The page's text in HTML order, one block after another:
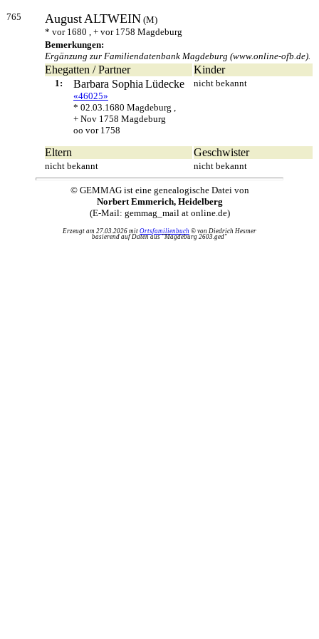
765 AugustALTWEIN (M)
* vor 1680 , + vor 1758 Magdeburg
Bemerkungen:
Ergänzung zur Familiendatenbank Magdeburg (www.online-ofb.de).
Ehegatten / Partner Kinder
1: Barbara Sophia Lüdecke
«46025»
* 02.03.1680 Magdeburg ,
+ Nov 1758 Magdeburg
oo vor 1758
nicht bekannt
Eltern Geschwister
nicht bekannt nicht bekannt
© GEMMAG ist eine genealogische Datei von
Norbert Emmerich, Heidelberg
(E-Mail: gemmag_mail at online.de)
Erzeugt am 27.03.2026 mit Ortsfamilienbuch © von Diedrich Hesmer
basierend auf Daten aus "Magdeburg 2603.ged"